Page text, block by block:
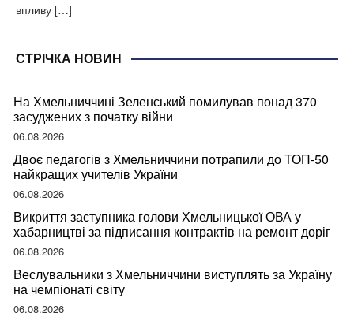
впливу […]
СТРІЧКА НОВИН
На Хмельниччині Зеленський помилував понад 370
засуджених з початку війни
06.08.2026
Двоє педагогів з Хмельниччини потрапили до ТОП-50
найкращих учителів України
06.08.2026
Викриття заступника голови Хмельницької ОВА у
хабарництві за підписання контрактів на ремонт доріг
06.08.2026
Веслувальники з Хмельниччини виступлять за Україну
на чемпіонаті світу
06.08.2026